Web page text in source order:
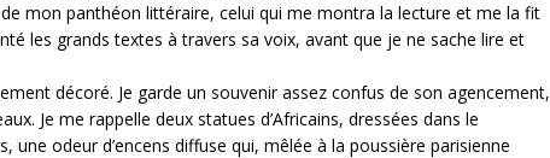
mon panthéon littéraire, celui qui me montra la lecture et me la fit
les grands textes à travers sa voix, avant que je ne sache lire et
décoré. Je garde un souvenir assez confus de son agencement,
Je me rappelle deux statues d’Africains, dressées dans le
une odeur d’encens diffuse qui, mêlée à la poussière parisienne